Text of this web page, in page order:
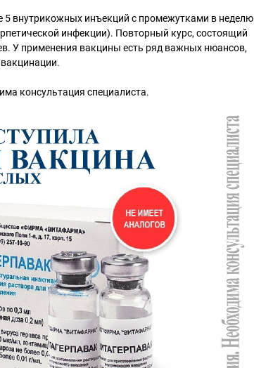
5 внутрикожных инъекций с промежутками в неделю
инфекции). Повторный курс, состоящий
У применения вакцины есть ряд важных нюансов,
консультация специалиста.